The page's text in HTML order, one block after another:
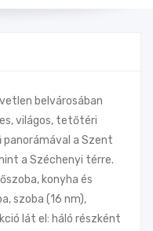
belvárosában
világos, tetőtéri
a Szent
a Széchenyi térre.
konyha és
szoba (16 nm),
lát el: háló részként